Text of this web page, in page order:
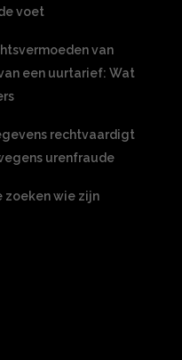
voet
van
een uurtarief: Wat
rechtvaardigt
urenfraude
zoeken wie zijn